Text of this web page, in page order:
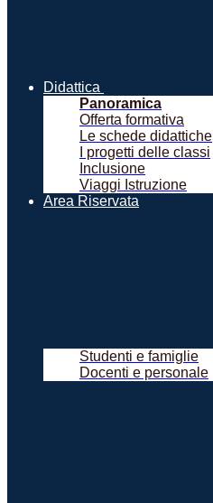
Didattica
Panoramica
Offerta formativa
Le schede didattiche
I progetti delle classi
Inclusione
Viaggi Istruzione
Area Riservata
Studenti e famiglie
Docenti e personale